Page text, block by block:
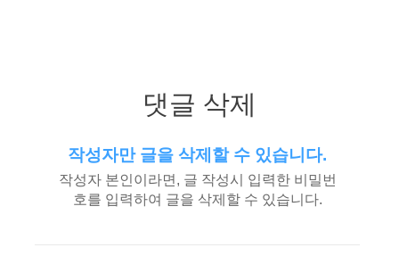
댓글 삭제
작성자만 글을 삭제할 수 있습니다.
작성자 본인이라면, 글 작성시 입력한 비밀번
호를 입력하여 글을 삭제할 수 있습니다.